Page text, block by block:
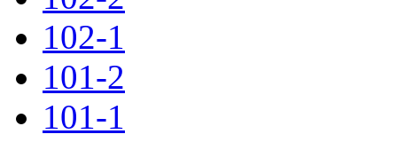
102-1
101-2
101-1